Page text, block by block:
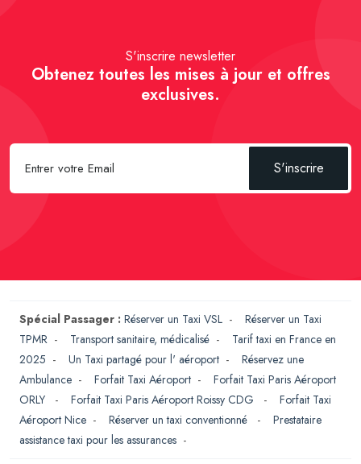
S'inscrire newsletter
Obtenez toutes les mises à jour et offres
exclusives.
S'inscrire
Spécial Passager : Réserver un Taxi VSL - Réserver un Taxi
TPMR - Transport sanitaire, médicalisé - Tarif taxi en France en
2025 - Un Taxi partagé pour l' aéroport - Réservez une
Ambulance - Forfait Taxi Aéroport - Forfait Taxi Paris Aéroport
ORLY
- Forfait Taxi Paris Aéroport Roissy CDG - Forfait Taxi
Aéroport Nice - Réserver un taxi conventionné - Prestataire
assistance taxi pour les assurances -